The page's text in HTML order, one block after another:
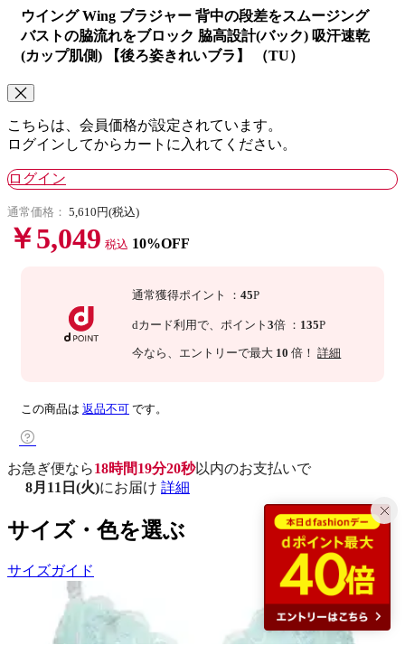
ウイング Wing ブラジャー 背中の段差をスムージング
バストの脇流れをブロック 脇高設計(バック) 吸汗速乾
(カップ肌側) 【後ろ姿きれいブラ】 （TU）
こちらは、会員価格が設定されています。
ログインしてからカートに入れてください。
ログイン
通常価格： 5,610円(税込)
￥5,049 税込 10%OFF
通常獲得ポイント ：45P
dカード利用で、 ポイント3倍 ： 135P
今なら 、エントリーで最大 10 倍！詳細
この商品は 返品不可 です。
お急ぎ便なら18時間19分19秒以内のお支払いで
8月11日(火)にお届け 詳細
サイズ・色を選ぶ
サイズガイド